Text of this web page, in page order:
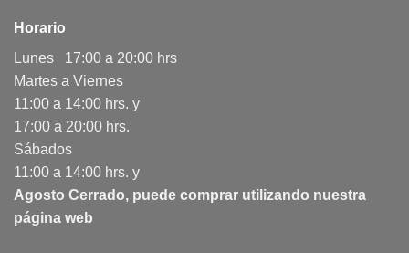
Horario
Lunes 17:00 a 20:00 hrs
Martes a Viernes
11:00 a 14:00 hrs. y
17:00 a 20:00 hrs.
Sábados
11:00 a 14:00 hrs. y
Agosto Cerrado, puede comprar utilizando nuestra
página web